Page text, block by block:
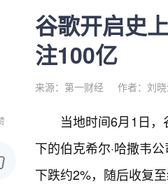
谷歌开启史
注100亿
来源：第一财经 作者：刘
当地时间6月1日
下的伯克希尔·哈撒韦
下跌约2%，随后收复至